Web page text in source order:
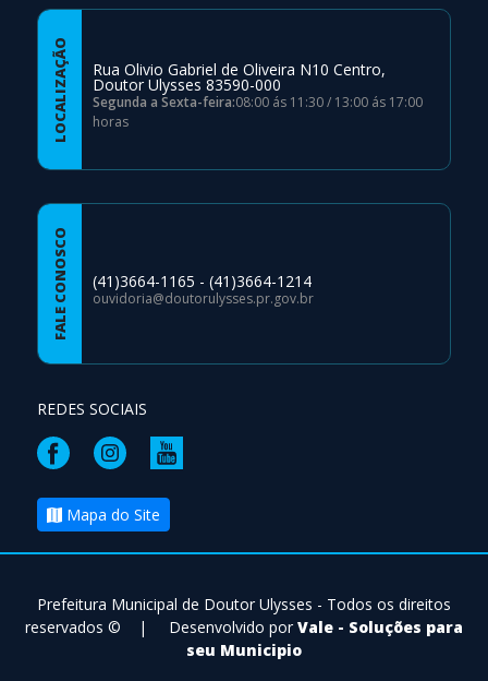
LOCALIZAÇÃO Rua Olivio Gabriel de Oliveira N10 Centro,
Doutor Ulysses 83590-000
Segunda a Sexta-feira:08:00 ás 11:30 / 13:00 ás 17:00
horas
FALE CONOSCO (41)3664-1165 - (41)3664-1214
ouvidoria@doutorulysses.pr.gov.br
REDES SOCIAIS
Mapa do Site
Prefeitura Municipal de Doutor Ulysses - Todos os direitos
reservados © | Desenvolvido por Vale - Soluções para
seu Municipio